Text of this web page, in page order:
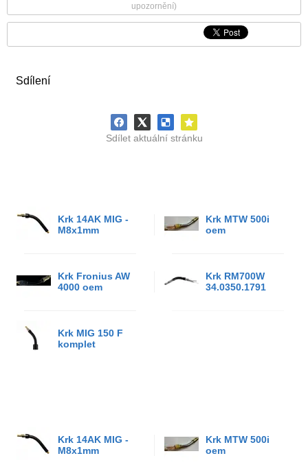
Sdílení
Sdílet aktuální stránku
Krk 14AK MIG -
M8x1mm
Krk MTW 500i
oem
Krk Fronius AW
4000 oem
Krk RM700W
34.0350.1791
Krk MIG 150 F
komplet
Krk 14AK MIG -
M8x1mm
Krk MTW 500i
oem
upozornění)